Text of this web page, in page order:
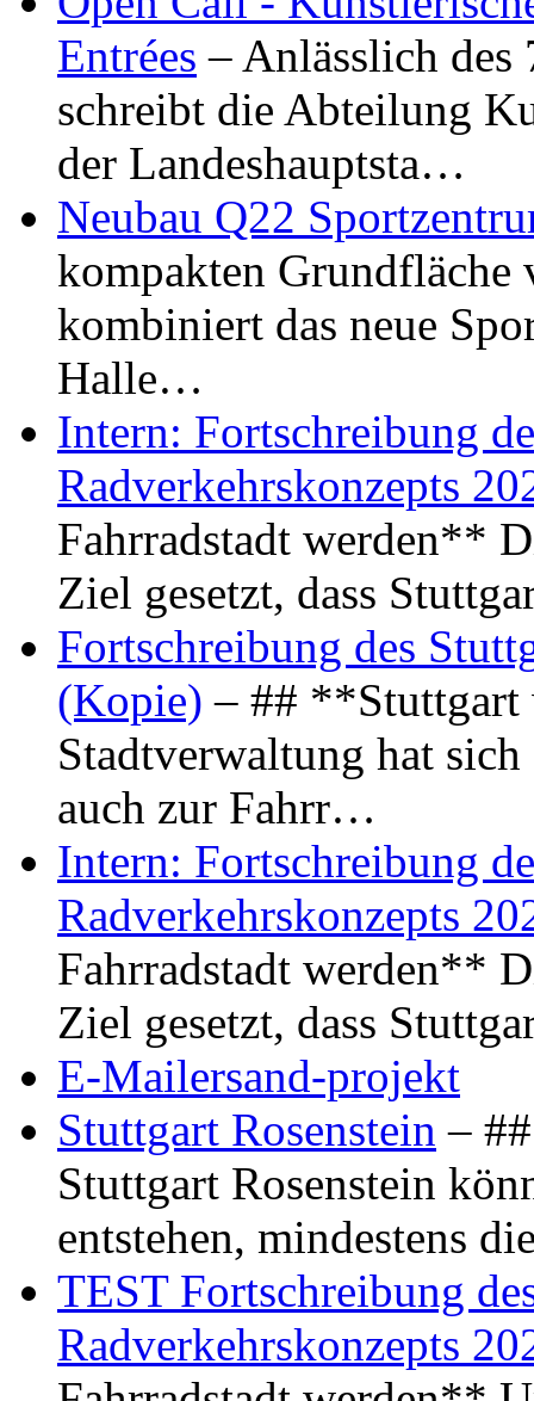
Entrées – Anlässlich
schreibt die Abteilung
der Landeshauptsta…
Neubau Q22
kompakten Grundfläche
kombiniert das neue
Halle…
Intern: Fortschreibung
Radverkehrskonzepts
Fahrradstadt werden**
Ziel gesetzt, dass
Fortschreibung des
(Kopie) – ## **Stuttgart
Stadtverwaltung hat
auch zur Fahrr…
Intern: Fortschreibung
Radverkehrskonzepts
Fahrradstadt werden**
Ziel gesetzt, dass
E-Mailersand-projekt
Stuttgart Rosenstein –
Stuttgart Rosenstein
entstehen, mindestens
TEST Fortschreibung
Radverkehrskonzepts